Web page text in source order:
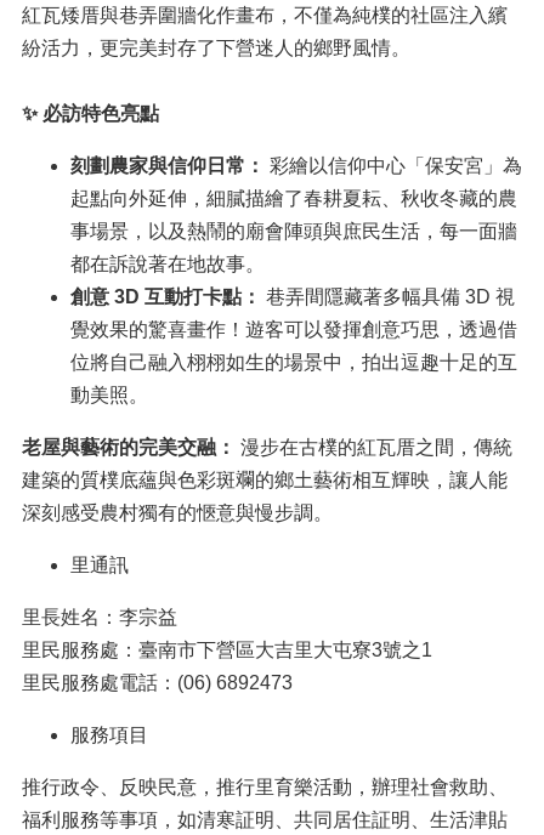
紅瓦矮厝與巷弄圍牆化作畫布，不僅為純樸的社區注入繽
紛活力，更完美封存了下營迷人的鄉野風情。
✨ 必訪特色亮點
刻劃農家與信仰日常： 彩繪以信仰中心「保安宮」為
起點向外延伸，細膩描繪了春耕夏耘、秋收冬藏的農
事場景，以及熱鬧的廟會陣頭與庶民生活，每一面牆
都在訴說著在地故事。
創意 3D 互動打卡點： 巷弄間隱藏著多幅具備 3D 視
覺效果的驚喜畫作！遊客可以發揮創意巧思，透過借
位將自己融入栩栩如生的場景中，拍出逗趣十足的互
動美照。
老屋與藝術的完美交融： 漫步在古樸的紅瓦厝之間，傳統
建築的質樸底蘊與色彩斑斕的鄉土藝術相互輝映，讓人能
深刻感受農村獨有的愜意與慢步調。
里通訊
里長姓名：李宗益
里民服務處：臺南市下營區大吉里大屯寮3號之1
里民服務處電話：(06) 6892473
服務項目
推行政令、反映民意，推行里育樂活動，辦理社會救助、
福利服務等事項，如清寒証明、共同居住証明、生活津貼